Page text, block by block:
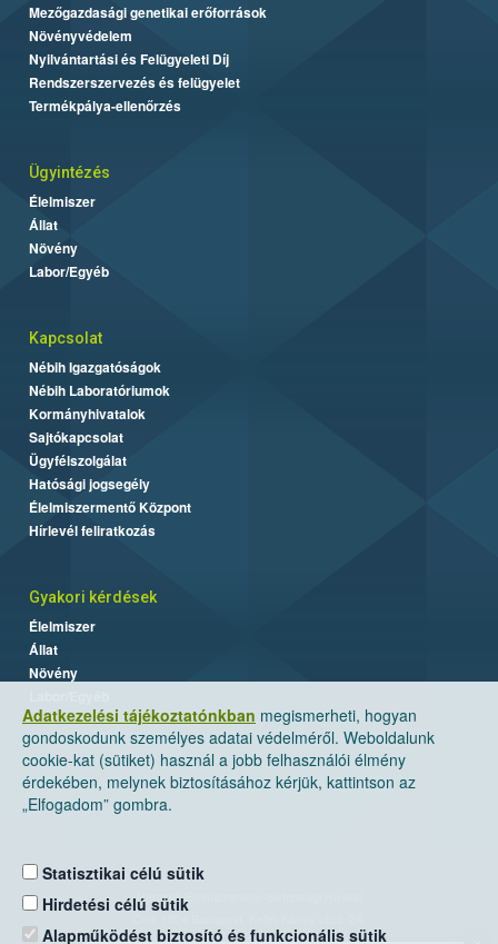
Adatkezelési tájékoztatónkban megismerheti, hogyan
gondoskodunk személyes adatai védelméről. Weboldalunk
cookie-kat (sütiket) használ a jobb felhasználói élmény
érdekében, melynek biztosításához kérjük, kattintson az
„Elfogadom” gombra.
Statisztikai célú sütik
Hirdetési célú sütik
Alapműködést biztosító és funkcionális sütik
Mezőgazdasági genetikai erőforrások
Növényvédelem
Nyilvántartási és Felügyeleti Díj
Rendszerszervezés és felügyelet
Termékpálya-ellenőrzés
Ügyintézés
Élelmiszer
Állat
Növény
Labor/Egyéb
Kapcsolat
Nébih Igazgatóságok
Nébih Laboratóriumok
Kormányhivatalok
Sajtókapcsolat
Ügyfélszolgálat
Hatósági jogsegély
Élelmiszermentő Központ
Hírlevél feliratkozás
Gyakori kérdések
Élelmiszer
Állat
Növény
Nemzeti Élelmiszerlánc-biztonsági Hivatal
Levelezési cím: 1525 Budapest. Pf. 30.